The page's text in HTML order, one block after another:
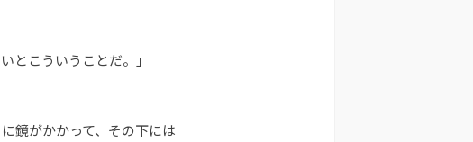
とこういうことだ。」
鏡がかかって、その下には